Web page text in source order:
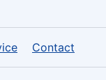
Contact